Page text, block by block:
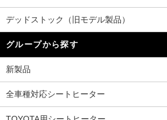
デッドストック（旧モデル製品）
グループから探す
新製品
全車種対応シートヒーター